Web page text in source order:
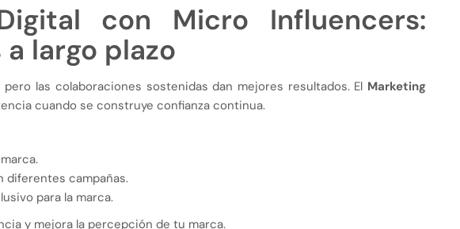
con Micro Influencers:
largo plazo
las colaboraciones sostenidas dan mejores resultados. El Marketing
cuando se construye confianza continua.
diferentes campañas.
para la marca.
y mejora la percepción de tu marca.